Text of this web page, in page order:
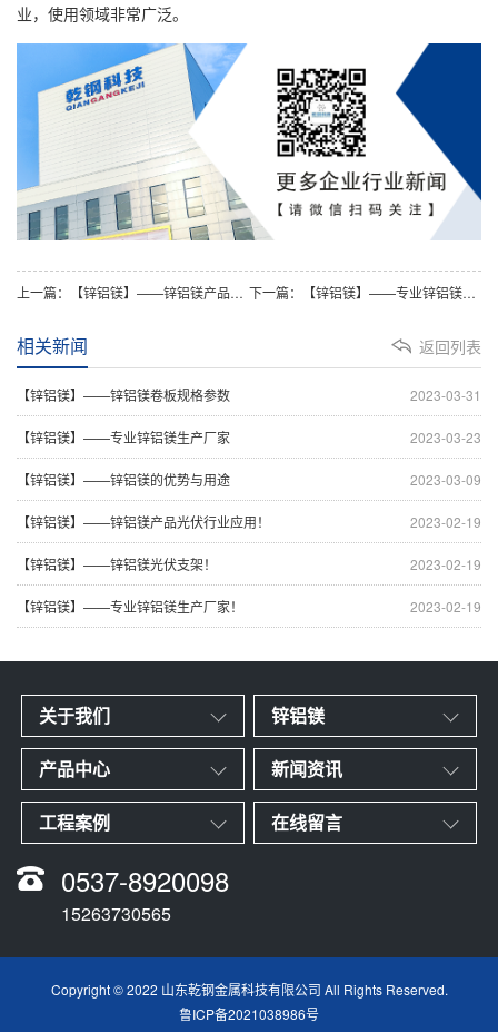
业，使用领域非常广泛。
上一篇：【锌铝镁】——锌铝镁产品应用！ 下一篇：【锌铝镁】——专业锌铝镁生产厂家！
返回列表
相关新闻
2023-03-31
【锌铝镁】——锌铝镁卷板规格参数
2023-03-23
【锌铝镁】——专业锌铝镁生产厂家
2023-03-09
【锌铝镁】——锌铝镁的优势与用途
2023-02-19
【锌铝镁】——锌铝镁产品光伏行业应用！
2023-02-19
【锌铝镁】——锌铝镁光伏支架！
2023-02-19
【锌铝镁】——专业锌铝镁生产厂家！
关于我们 锌铝镁
产品中心 新闻资讯
工程案例 在线留言
0537-8920098
15263730565
Copyright © 2022 山东乾钢金属科技有限公司 All Rights Reserved.
鲁ICP备2021038986号